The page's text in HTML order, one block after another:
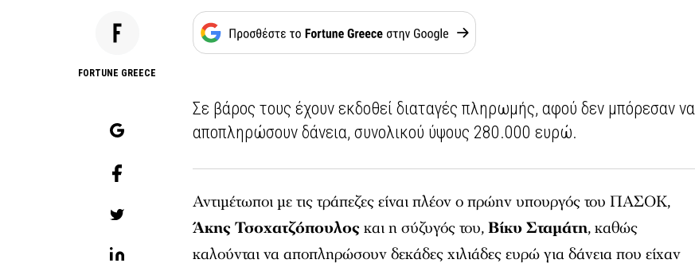
FORTUNE GREECE
Σε βάρος τους έχουν εκδοθεί διαταγές πληρωμής, αφού δεν μπόρεσαν να
αποπληρώσουν δάνεια, συνολικού ύψους 280.000 ευρώ.
Αντιμέτωποι με τις τράπεζες είναι πλέον ο πρώην υπουργός του ΠΑΣΟΚ,
Άκης Τσοχατζόπουλος και η σύζυγός του,Βίκυ Σταμάτη, καθώς
καλούνται να αποπληρώσουν δεκάδες χιλιάδες ευρώ για δάνεια που είχαν